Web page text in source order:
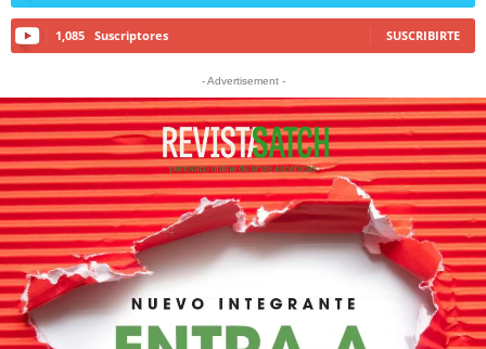
1,085 Suscriptores SUSCRIBIRTE
- Advertisement -